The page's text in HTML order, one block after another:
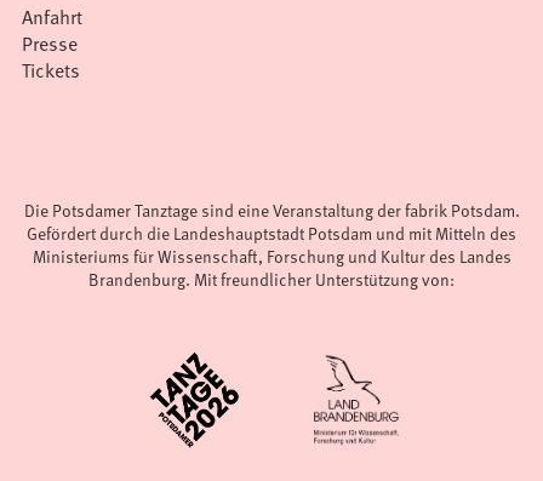
Anfahrt
Presse
Tickets
Die Potsdamer Tanztage sind eine Veranstaltung der fabrik Potsdam.
Gefördert durch die Landeshauptstadt Potsdam und mit Mitteln des
Ministeriums für Wissenschaft, Forschung und Kultur des Landes
Brandenburg. Mit freundlicher Unterstützung von: